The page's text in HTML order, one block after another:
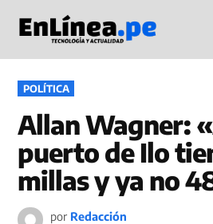
contenido
en
PUBLICADO
EN
POLÍTICA
Allan Wagner:
puerto de Ilo
millas y ya no
por Redacción